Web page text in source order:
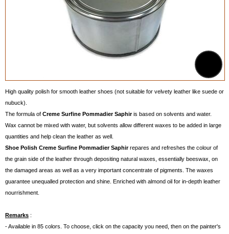
High quality polish for smooth leather shoes (not suitable for velvety leather like suede or
nubuck).
The formula of Creme Surfine Pommadier Saphiris based on solvents and water.
Wax cannot be mixed with water, but solvents allow different waxes to be added in large
quantities and help clean the leather as well.
Shoe Polish Creme Surfine Pommadier Saphirrepares and refreshes the colour of
the grain side of the leather through depositing natural waxes, essentially beeswax, on
the damaged areas as well as a very important concentrate of pigments. The waxes
guarantee unequalled protection and shine. Enriched with almond oil for in-depth leather
nourrishment.
Remarks :
- Available in 85 colors. To choose, click on the capacity you need, then on the painter's